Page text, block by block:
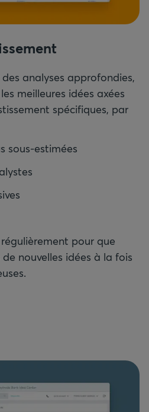
analyses approfondies,
meilleures idées axées
spécifiques, par
sous-estimées
pour que
nouvelles idées à la fois